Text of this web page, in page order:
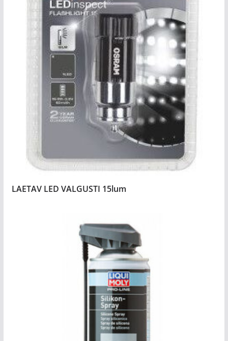
LAETAV LED VALGUSTI 15lum